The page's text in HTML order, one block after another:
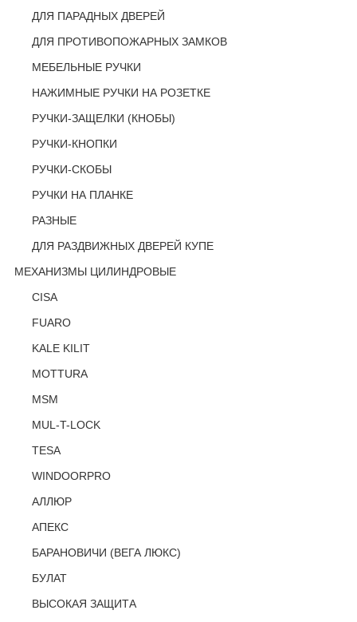
ДЛЯ ПАРАДНЫХ ДВЕРЕЙ
ДЛЯ ПРОТИВОПОЖАРНЫХ ЗАМКОВ
МЕБЕЛЬНЫЕ РУЧКИ
НАЖИМНЫЕ РУЧКИ НА РОЗЕТКЕ
РУЧКИ-ЗАЩЕЛКИ (КНОБЫ)
РУЧКИ-КНОПКИ
РУЧКИ-СКОБЫ
РУЧКИ НА ПЛАНКЕ
РАЗНЫЕ
ДЛЯ РАЗДВИЖНЫХ ДВЕРЕЙ КУПЕ
МЕХАНИЗМЫ ЦИЛИНДРОВЫЕ
CISA
FUARO
KALE KILIT
MOTTURA
MSM
MUL-T-LOCK
TESA
WINDOORPRO
АЛЛЮР
АПЕКС
БАРАНОВИЧИ (ВЕГА ЛЮКС)
БУЛАТ
ВЫСОКАЯ ЗАЩИТА